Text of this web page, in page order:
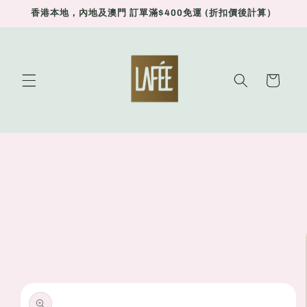
Skip to
香港本地，內地及澳門 訂單滿$400免運 (折扣價後計算）
Cart